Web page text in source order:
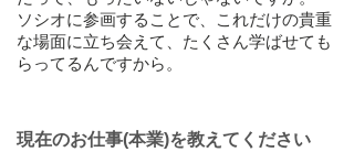
ソシオに参画することで、これだけの貴重
な場面に立ち会えて、たくさん学ばせても
らってるんですから。
現在のお仕事(本業)を教えてください